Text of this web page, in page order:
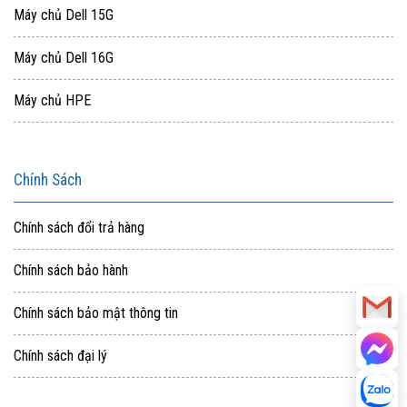
Máy chủ Dell 15G
Máy chủ Dell 16G
Máy chủ HPE
Chính Sách
Chính sách đổi trả hàng
Chính sách bảo hành
Chính sách bảo mật thông tin
Chính sách đại lý